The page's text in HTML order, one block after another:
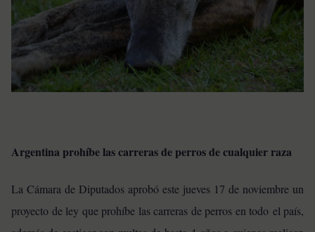
Argentina prohíbe las carreras de perros de cualquier raza
La Cámara de Diputados aprobó este jueves 17 de noviembre un
proyecto de ley que prohíbe las carreras de perros en todo el país,